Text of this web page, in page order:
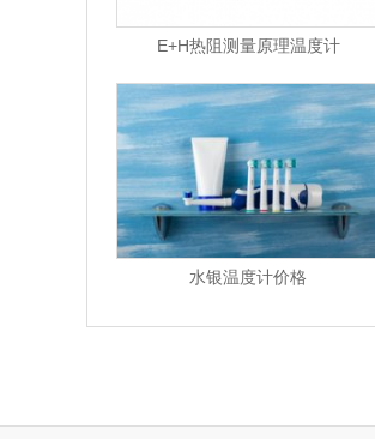
E+H热阻测量原理温度计
水银温度计价格